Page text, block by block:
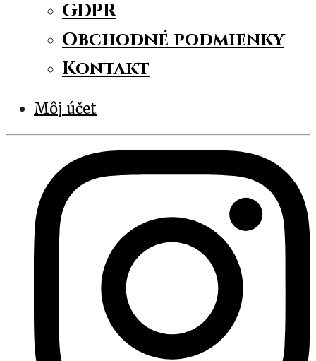
GDPR
Obchodné podmienky
Kontakt
Môj účet